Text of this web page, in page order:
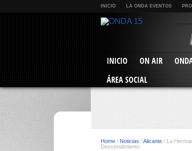
INICIO LA ONDA EVENTOS
INICIO ON AIR
ÁREA SOCIAL
Home / Noticias /Alicante / La
Descendimiento